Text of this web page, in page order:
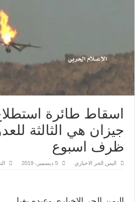
اسقاط طائرة
جيزان هي الثالثة
ظرف اسبوع
اليمن الحر الاخباري 5 ديسمبر، 2019